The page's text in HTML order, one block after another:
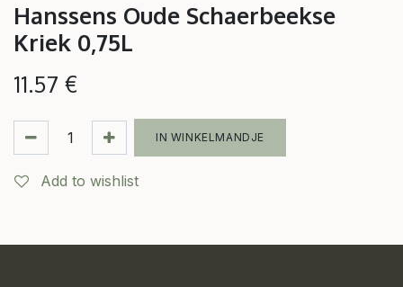
Hanssens Oude Schaerbeekse
Kriek 0,75L
11.57 €
IN WINKELMANDJE
Add to wishlist